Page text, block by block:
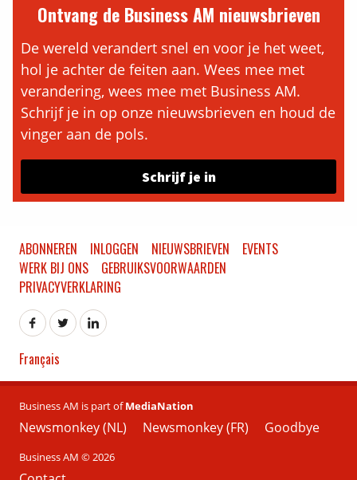
Ontvang de Business AM nieuwsbrieven
De wereld verandert snel en voor je het weet,
hol je achter de feiten aan. Wees mee met
verandering, wees mee met Business AM.
Schrijf je in op onze nieuwsbrieven en houd de
vinger aan de pols.
Schrijf je in
ABONNEREN INLOGGEN NIEUWSBRIEVEN
EVENTS
WERK BIJ ONS
GEBRUIKSVOORWAARDEN
PRIVACYVERKLARING
Français
Business AM is part ofMediaNation
Newsmonkey (NL) Newsmonkey (FR) Goodbye
Business AM © 2026